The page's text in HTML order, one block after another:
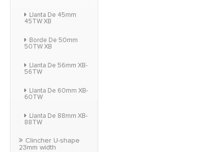
Llanta De 45mm
45TW XB
Borde De 50mm
50TW XB
Llanta De 56mm XB-
56TW
Llanta De 60mm XB-
60TW
Llanta De 88mm XB-
88TW
Clincher U-shape
23mm width